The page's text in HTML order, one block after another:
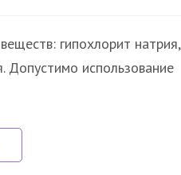
гипохлорит натрия,
Допустимо использование